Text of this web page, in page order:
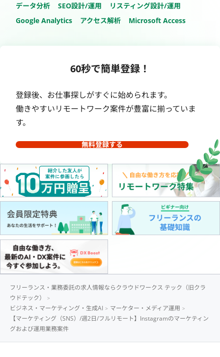
データ分析 SEO設計/運用
リスティング設計/運用
Google Analytics
アクセス解析 Microsoft Access
60秒で簡単登録！
登録後、お仕事探しがすぐに始められます。
働きやすいリモートワーク案件が豊富に揃っていま
す。
無料登録する
フリーランス・業務委託の求人情報ならクラウドワークス テック（旧クラ
ウドテック）
ビジネス・マーケティング・生成AI
マーケター・メディア運用
【マーケティング（SNS）/週2日/フルリモート】Instagramのマーケティン
グおよび運用業務案件